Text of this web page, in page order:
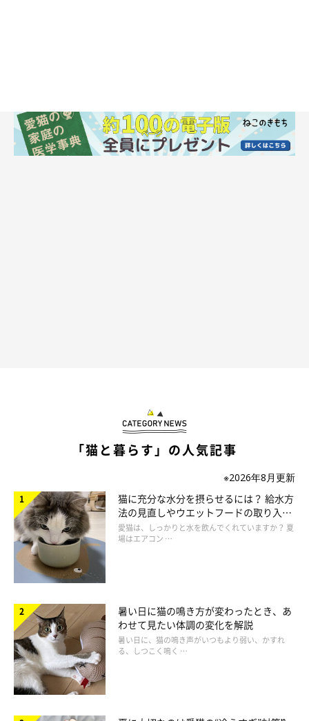
愛猫が飼い主さんに「鼻チュー」するワケ
飼い主さんにも鼻チューで挨拶
が多いようです。飼い主さんのニオイを嗅いで、安心しているの
また、なかにはゴハンを食べたいときや、ナデてほしいときな
ど、何かを要求する場合に鼻チューするコもいるようです。
「猫と暮らす」の人気記事
※2026年8月更新
猫に充分な水分を摂らせるには？ 給水方
法の見直しやウエットフードの取り入れ
方を解説
愛猫は、しっかりと水を飲んでくれていますか？ 夏
場はエアコン …
暑い日に猫の鳴き方が変わったとき、あ
わせて見たい体調の変化を解説
暑い日に、猫の鳴き声がいつもより弱い、かすれ
る、しつこく鳴く …